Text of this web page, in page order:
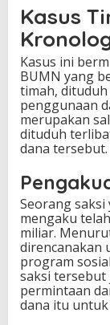
Kasus
Kasus ini
BUMN yang
timah,
penggunaan
merupakan
dituduh
dana tersebut.
Seorang
mengaku
miliar.
direncanakan
program
saksi tersebut
permintaan
dana itu